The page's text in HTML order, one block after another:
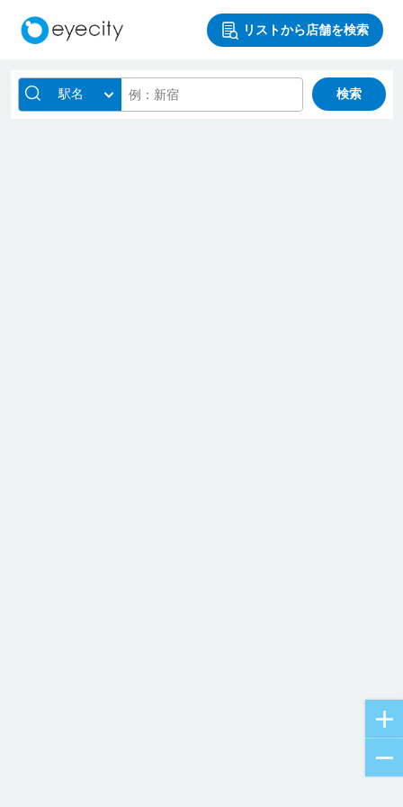
リストから店舗を検索
駅名 検索